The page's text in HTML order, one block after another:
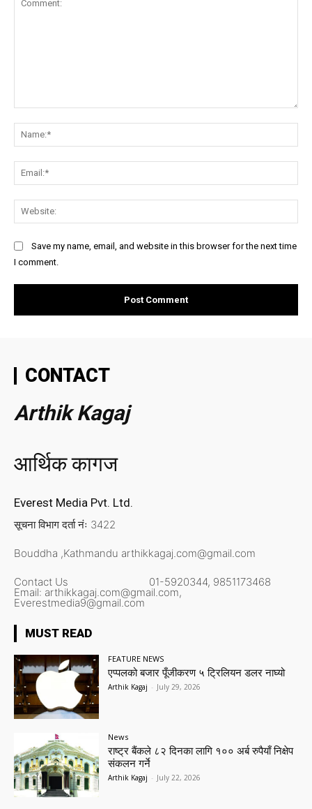
Save my name, email, and website in this browser for the next time
I comment.
CONTACT
Arthik Kagaj
आर्थिक कागज
Everest Media Pvt. Ltd.
सूचना विभाग दर्ता नंः 3422
Bouddha ,Kathmandu arthikkagaj.com@gmail.com
Contact Us 01-5920344, 9851173468
Email: arthikkagaj.com@gmail.com,
Everestmedia9@gmail.com
MUST READ
FEATURE NEWS
एप्पलको बजार पूँजीकरण ५ ट्रिलियन डलर नाघ्यो
Arthik Kagaj - July 29, 2026
News
राष्ट्र बैंकले ८२ दिनका लागि १०० अर्ब रुपैयाँ निक्षेप
संकलन गर्ने
Arthik Kagaj - July 22, 2026